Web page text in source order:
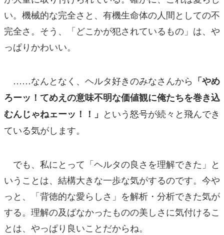
い。機械的な完全さと、有機生命体の人間としての不
完全さ。そう、「どこかが犯されているもの」は、や
っぱりかわいい。
……なんとなく、ヘルタ好きのみなさんから 「やめ
ろーッ！てめえの意味不明な価値観に俺たちを巻き込
むんじゃねェーッ！！」 という怒号が続々と飛んでき
ている気がします。
でも、私にとって「ヘルタの良さを理解できた」と
いうことは、結構大きな一歩な気がするのです。今や
っと、「背徳的な愛らしさ」を解析・分析できた気が
する。理解の及ばなかったものの美しさに気付けるこ
とは、やっぱり良いことだからね。